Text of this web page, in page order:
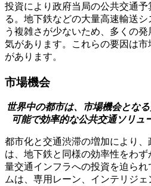
投資により政府当局の公共交通
る。地下鉄などの大量高速輸送
う複雑さが少ないため、多くの
気があります。これらの要因は
があります。
市場機会
世界中の都市は、市場機会とな
可能で効率的な公共交通ソリュ
都市化と交通渋滞の増加により
は、地下鉄と同様の効率性をわ
量交通インフラへの投資を迫られ
ムは、専用レーン、インテリジ